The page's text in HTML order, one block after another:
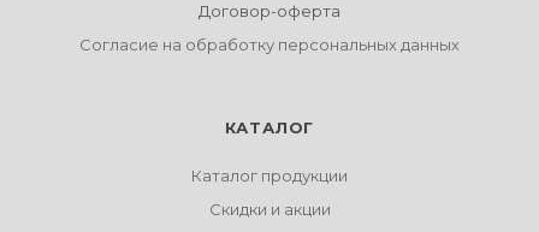
Договор-оферта
Согласие на обработку персональных данных
КАТАЛОГ
Каталог продукции
Скидки и акции